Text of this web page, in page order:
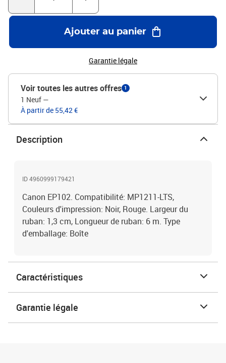
Ajouter au panier
Garantie légale
Voir toutes les autres offres 1
1 Neuf —
À partir de 55,42 €
Description
ID 4960999179421
Canon EP102. Compatibilité: MP1211-LTS,
Couleurs d'impression: Noir, Rouge. Largeur du
ruban: 1,3 cm, Longueur de ruban: 6 m. Type
d'emballage: Boîte
Caractéristiques
Garantie légale